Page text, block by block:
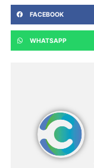
FACEBOOK
WHATSAPP